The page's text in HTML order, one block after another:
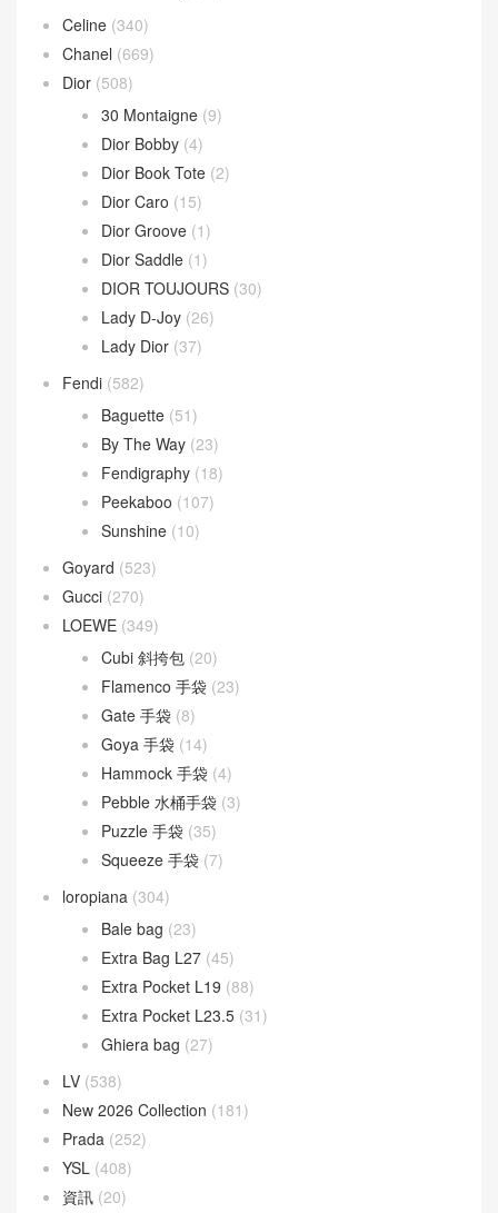
Celine (340)
Chanel (669)
Dior (508)
30 Montaigne (9)
Dior Bobby (4)
Dior Book Tote (2)
Dior Caro (15)
Dior Groove (1)
Dior Saddle (1)
DIOR TOUJOURS (30)
Lady D-Joy (26)
Lady Dior (37)
Fendi (582)
Baguette (51)
By The Way (23)
Fendigraphy (18)
Peekaboo (107)
Sunshine (10)
Goyard (523)
Gucci (270)
LOEWE (349)
Cubi 斜挎包 (20)
Flamenco 手袋 (23)
Gate 手袋 (8)
Goya 手袋 (14)
Hammock 手袋 (4)
Pebble 水桶手袋 (3)
Puzzle 手袋 (35)
Squeeze 手袋 (7)
loropiana (304)
Bale bag (23)
Extra Bag L27 (45)
Extra Pocket L19 (88)
Extra Pocket L23.5 (31)
Ghiera bag (27)
LV (538)
New 2026 Collection (181)
Prada (252)
YSL (408)
資訊 (20)